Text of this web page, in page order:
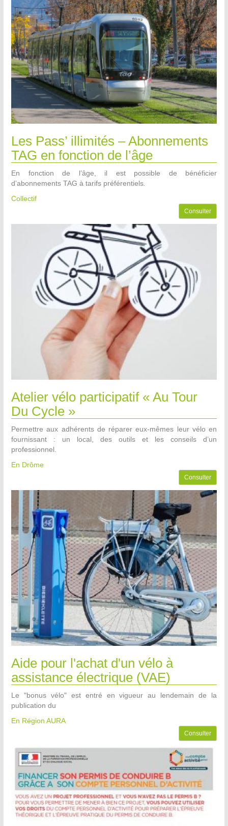
Les Pass’ illimités – Abonnements
TAG en fonction de l’âge
En fonction de l’âge, il est possible de bénéficier
d’abonnements TAG à tarifs préférentiels
Collectif
Consulter
Atelier vélo participatif « Au Tour
Du Cycle »
Permettre aux adhérents de réparer eux-mêmes leur vélo en
fournissant : un local, des outils et les conseils d’un
professionnel.
En Drôme
Consulter
Aide pour l'achat d'un vélo à
assistance électrique (VAE)
Le "bonus vélo" est entré en vigueur au lendemain de la
publication du
En Région AURA
Consulter